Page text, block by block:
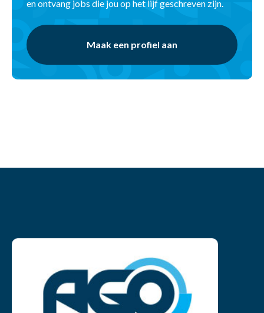
en ontvang jobs die jou op het lijf geschreven zijn.
Maak een profiel aan